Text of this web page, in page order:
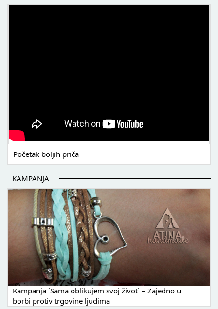
Početak boljih priča
KAMPANJA
Kampanja `Sama oblikujem svoj život` – Zajedno u
borbi protiv trgovine ljudima